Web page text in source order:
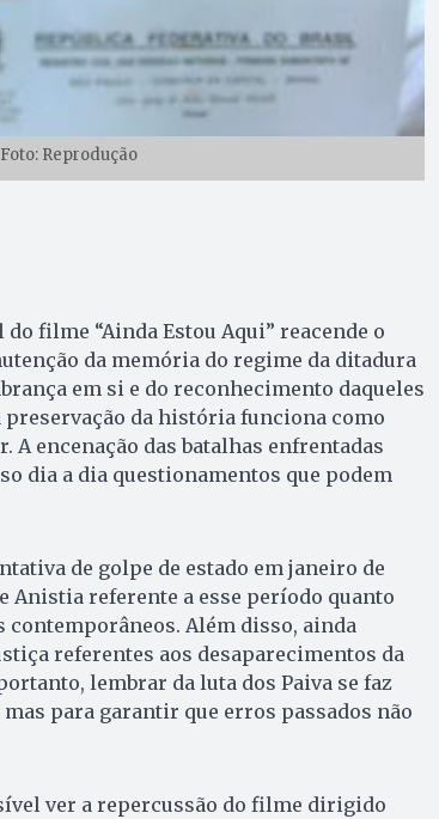
Reprodução
filme “Ainda Estou Aqui” reacende o
da memória do regime da ditadura
em si e do reconhecimento daqueles
da história funciona como
A encenação das batalhas enfrentadas
dia a dia questionamentos que podem
de golpe de estado em janeiro de
Anistia referente a esse período quanto
Além disso, ainda
referentes aos desaparecimentos da
lembrar da luta dos Paiva se faz
para garantir que erros passados não
ver a repercussão do filme dirigido